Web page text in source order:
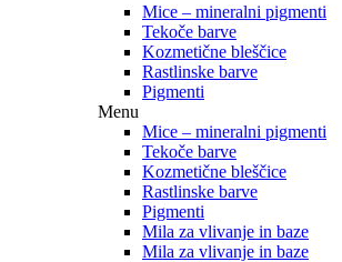
Mice – mineralni pigmenti
Tekoče barve
Kozmetične bleščice
Rastlinske barve
Pigmenti
Menu
Mice – mineralni pigmenti
Tekoče barve
Kozmetične bleščice
Rastlinske barve
Pigmenti
Mila za vlivanje in baze
Mila za vlivanje in baze